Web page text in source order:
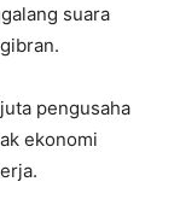
suara
pengusaha
ekonomi